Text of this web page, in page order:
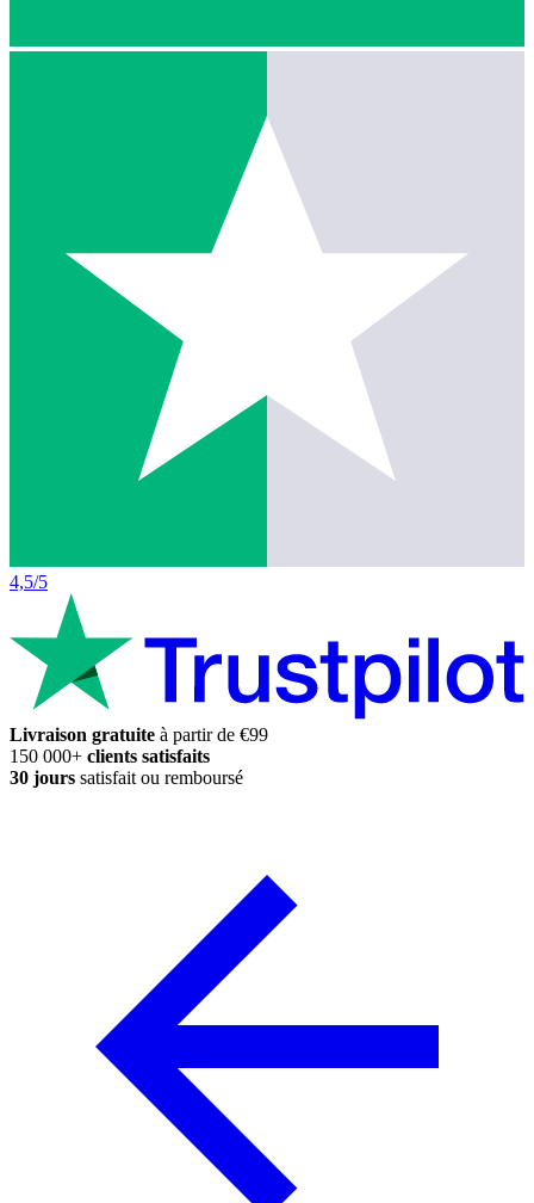
4,5/5
Livraison gratuite à partir de €99
150 000+ clients satisfaits
30 jours satisfait ou remboursé